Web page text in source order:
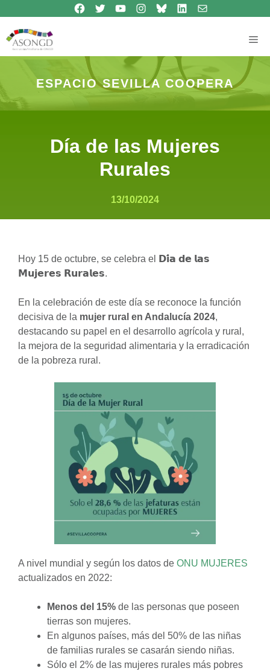
contenido
Síguenos en Facebook
Síguenos en TwitterSíguenos en Youtube
Síguenos en Instagram
Bluesky
Síguenos en Linkedincontacto
ESPACIO SEVILLA COOPERA
Día de las Mujeres
Rurales
13/10/2024
Hoy 15 de octubre, se celebra el 𝗗𝗶́𝗮 𝗱𝗲 𝗹𝗮𝘀
𝗠𝘂𝗷𝗲𝗿𝗲𝘀 𝗥𝘂𝗿𝗮𝗹𝗲𝘀.
En la celebración de este día se reconoce la función
decisiva de la mujer rural en Andalucía 2024,
destacando su papel en el desarrollo agrícola y rural,
la mejora de la seguridad alimentaria y la erradicación
de la pobreza rural.
A nivel mundial y según los datos de ONU MUJERES
actualizados en 2022:
Menos del 15% de las personas que poseen
tierras son mujeres.
En algunos países, más del 50% de las niñas
de familias rurales se casarán siendo niñas.
Sólo el 2% de las mujeres rurales más pobres